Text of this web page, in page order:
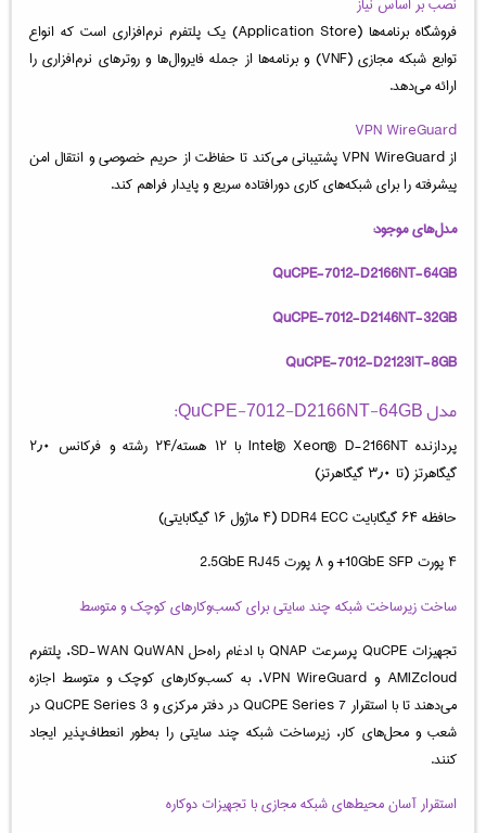
فروشگاه برنامه‌ها (Application Store) یک پلتفرم نرم‌افزاری است که انواع
توابع شبکه مجازی (VNF) و برنامه‌ها از جمله فایروال‌ها و روترهای نرم‌افزاری را
ارائه می‌دهد.
VPN WireGuard
از VPN WireGuard پشتیبانی می‌کند تا حفاظت از حریم خصوصی و انتقال امن
پیشرفته را برای شبکه‌های کاری دورافتاده سریع و پایدار فراهم کند.
مدل‌های موجود:
QuCPE-7012-D2166NT-64GB
QuCPE-7012-D2146NT-32GB
QuCPE-7012-D2123IT-8GB
مدل QuCPE-7012-D2166NT-64GB:
پردازنده Intel® Xeon® D-2166NT با ۱۲ هسته/۲۴ رشته و فرکانس ۲٫۰
گیگاهرتز (تا ۳٫۰ گیگاهرتز)
حافظه ۶۴ گیگابایت DDR4 ECC (۴ ماژول ۱۶ گیگابایتی)
۴ پورت 10GbE SFP+ و ۸ پورت 2.5GbE RJ45
ساخت زیرساخت شبکه چند سایتی برای کسب‌وکارهای کوچک و متوسط
تجهیزات QuCPE پرسرعت QNAP با ادغام راه‌حل SD-WAN QuWAN، پلتفرم
AMIZcloud و VPN WireGuard، به کسب‌وکارهای کوچک و متوسط اجازه
می‌دهند تا با استقرار QuCPE Series 7 در دفتر مرکزی و QuCPE Series 3 در
شعب و محل‌های کار، زیرساخت شبکه چند سایتی را به‌طور انعطاف‌پذیر ایجاد
کنند.
استقرار آسان محیط‌های شبکه مجازی با تجهیزات دوکاره